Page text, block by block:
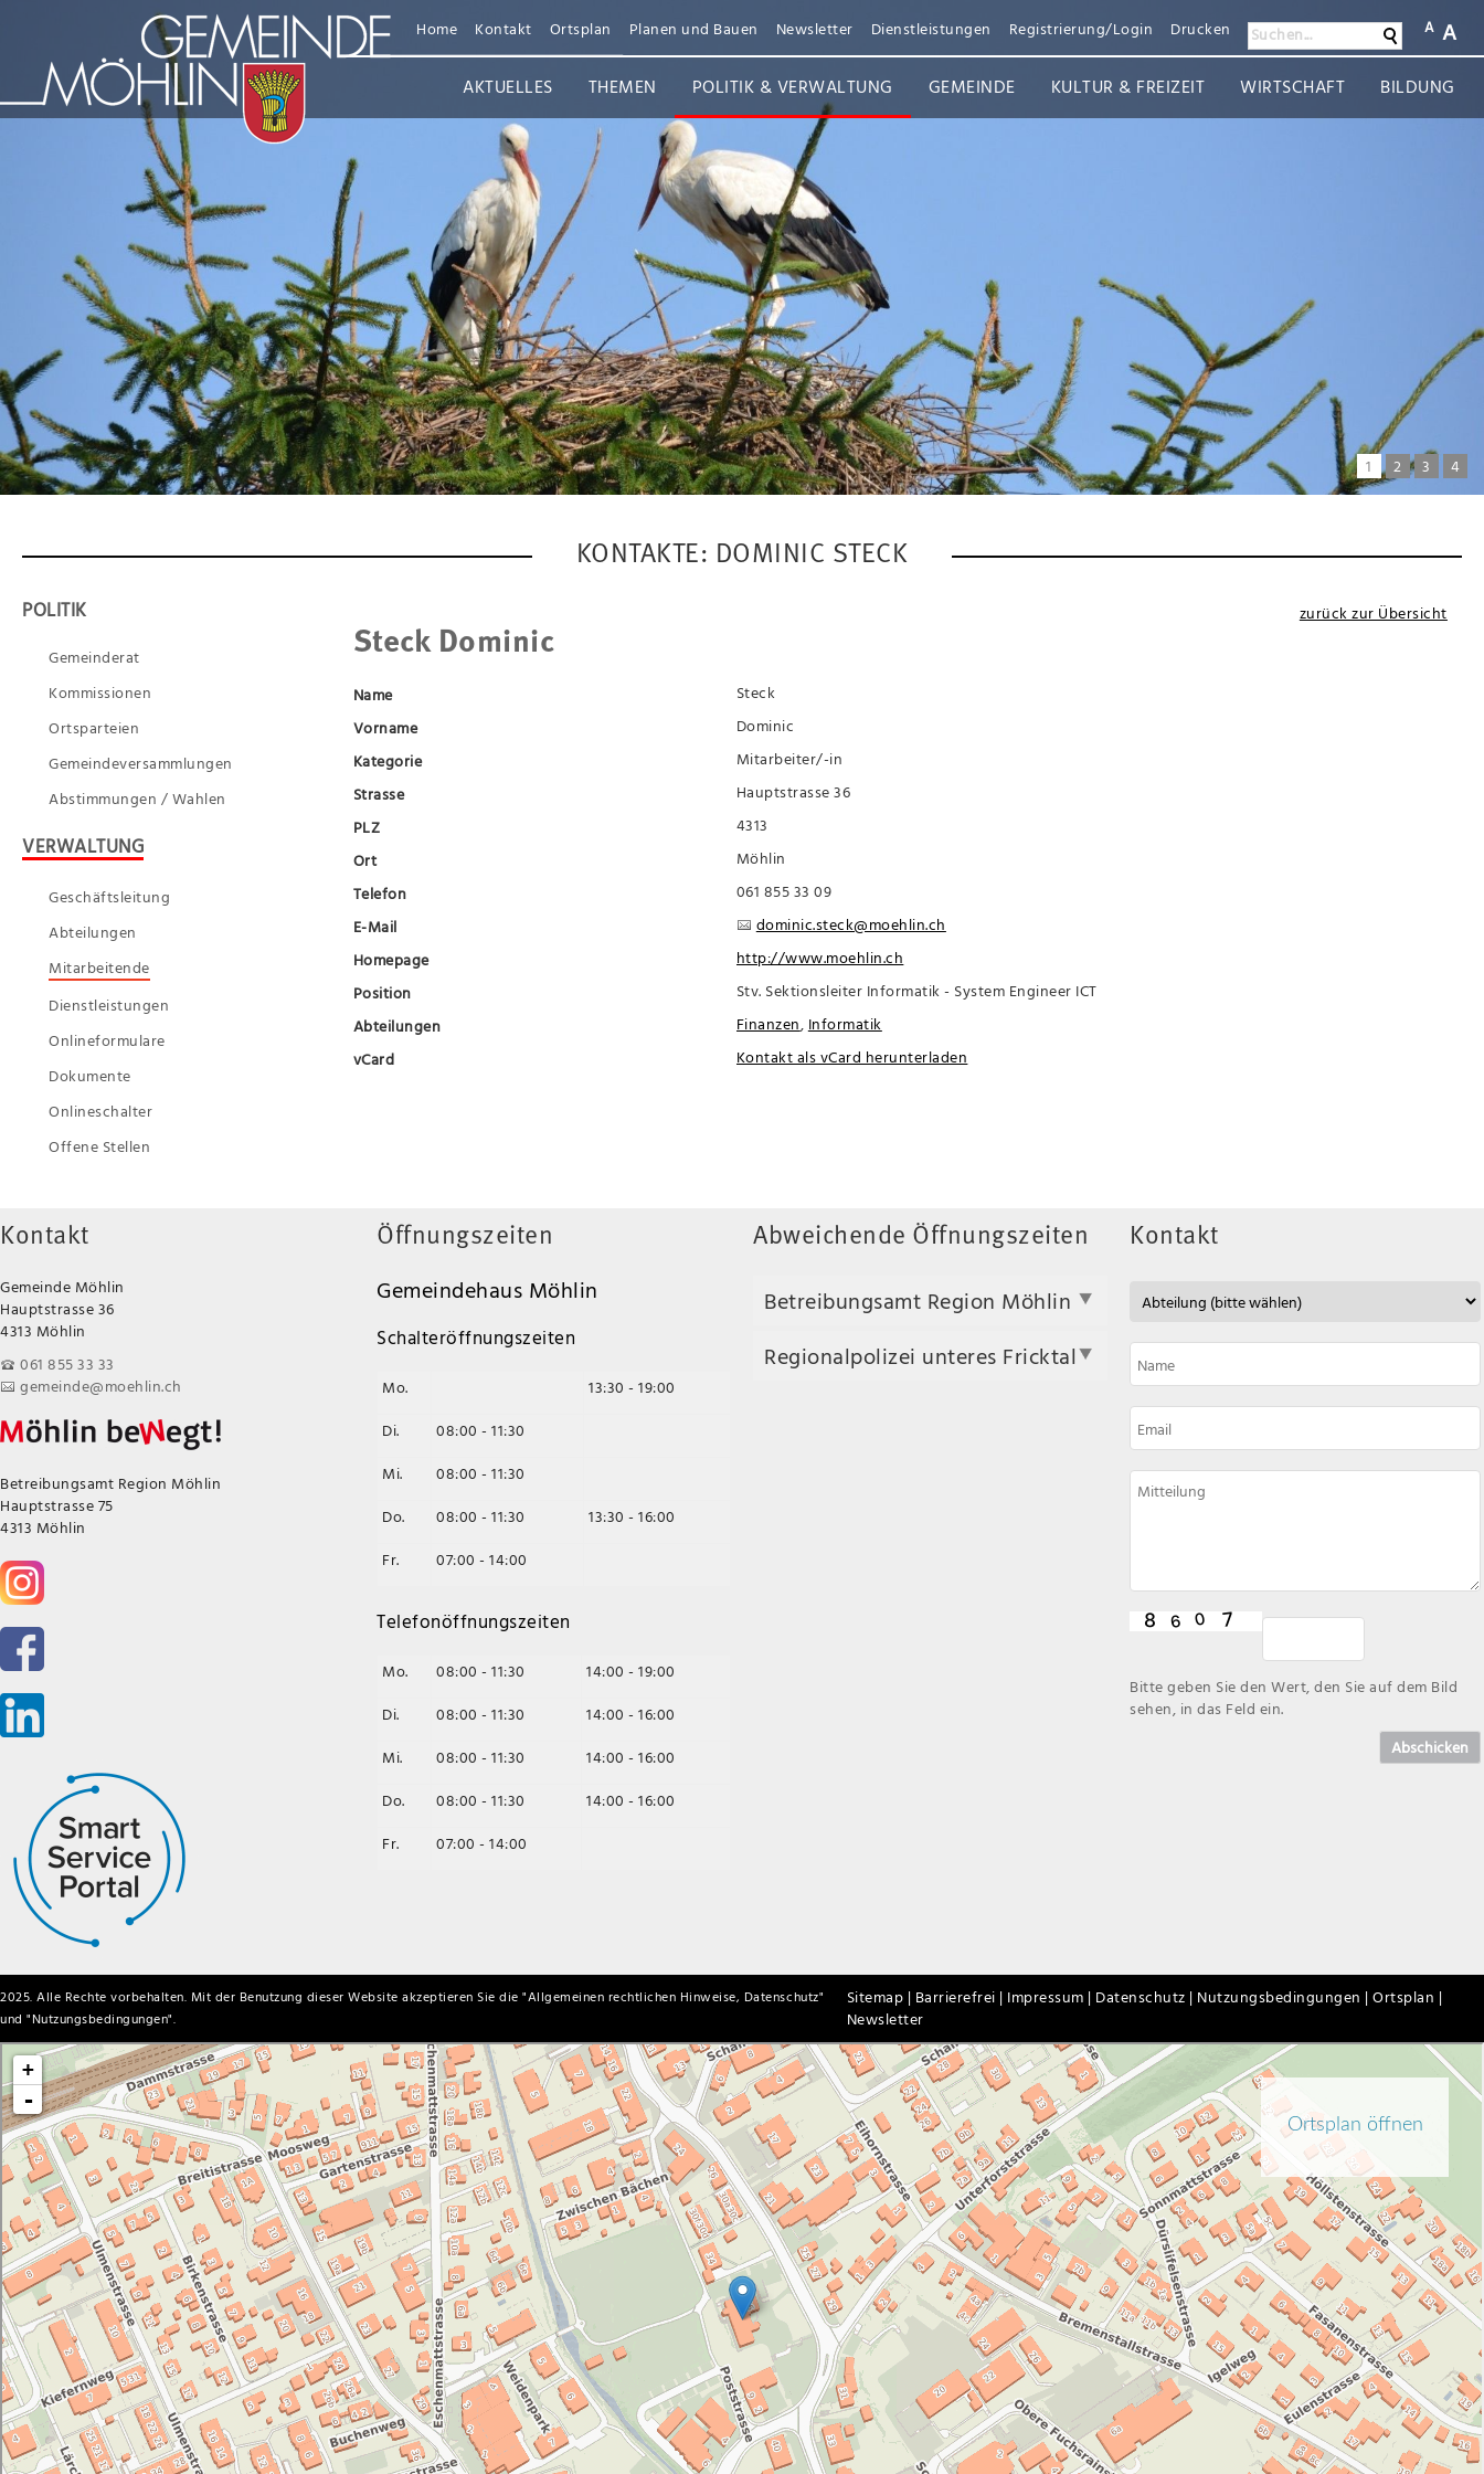
A A
Suchen...
Home Kontakt Ortsplan Planen und Bauen Newsletter Dienstleistungen Registrierung/Login DruckenSuchen
AKTUELLES THEMEN POLITIK & VERWALTUNG GEMEINDE KULTUR & FREIZEIT WIRTSCHAFT BILDUNG
1 2 3 4
KONTAKTE: DOMINIC STECK
POLITIK
Gemeinderat
Kommissionen
Ortsparteien
Gemeindeversammlungen
Abstimmungen / Wahlen
VERWALTUNG
Geschäftsleitung
Abteilungen
Mitarbeitende
Dienstleistungen
Onlineformulare
Dokumente
Onlineschalter
Offene Stellen
zurück zur Übersicht
Steck Dominic
Name
Steck
Vorname
Dominic
Kategorie
Mitarbeiter/-in
Strasse
Hauptstrasse 36
PLZ
4313
Ort
Möhlin
Telefon
061 855 33 09
E-Mail
dominic.steck@moehlin.ch
Homepage
http://www.moehlin.ch
Position
Stv. Sektionsleiter Informatik - System Engineer ICT
Abteilungen
Finanzen, Informatik
vCard
Kontakt als vCard herunterladen
Kontakt
Gemeinde Möhlin
Hauptstrasse 36
4313 Möhlin
061 855 33 33
gemeinde@moehlin.ch
Betreibungsamt Region Möhlin
Hauptstrasse 75
4313 Möhlin
Öffnungszeiten
Gemeindehaus Möhlin
Schalteröffnungszeiten
Mo.
13:30 - 19:00
Di.
08:00 - 11:30
Mi.
08:00 - 11:30
Do.
08:00 - 11:30
13:30 - 16:00
Fr.
07:00 - 14:00
Telefonöffnungszeiten
Mo. 08:00 - 11:30
14:00 - 19:00
Di.
08:00 - 11:30
14:00 - 16:00
Mi.
08:00 - 11:30
14:00 - 16:00
Do.
08:00 - 11:30
14:00 - 16:00
Fr.
07:00 - 14:00
Abweichende Öffnungszeiten
Betreibungsamt Region Möhlin
Regionalpolizei unteres Fricktal
Kontakt
Bitte geben Sie den Wert, den Sie auf dem Bild
sehen, in das Feld ein.
Abschicken
2025. Alle Rechte vorbehalten. Mit der Benutzung dieser Website akzeptieren Sie die "Allgemeinen rechtlichen Hinweise, Datenschutz"
und "Nutzungsbedingungen".
Sitemap | Barrierefrei | Impressum | Datenschutz | Nutzungsbedingungen |Ortsplan |
Newsletter